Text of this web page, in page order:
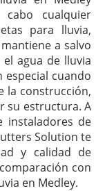
cualquier
para lluvia,
a salvo
agua de lluvia
especial cuando
la construcción,
su estructura. A
instaladores de
Solution te
y calidad de
con
en Medley.